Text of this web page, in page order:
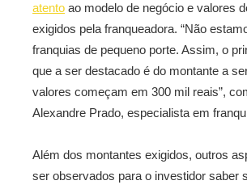
atento ao modelo de negócio e valores
exigidos pela franqueadora. “Não
franquias de pequeno porte. Assim, o
que a ser destacado é do montante a
valores começam em 300 mil reais”,
Alexandre Prado, especialista em
Além dos montantes exigidos, outros
ser observados para o investidor saber